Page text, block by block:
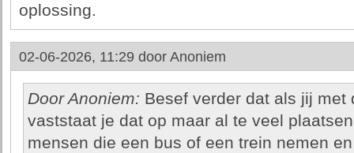
oplossing.
02-06-2026, 11:29 door Anoniem
Door Anoniem: Besef verder dat als jij met
vaststaat je dat op maar al te veel
mensen die een bus of een trein nemen